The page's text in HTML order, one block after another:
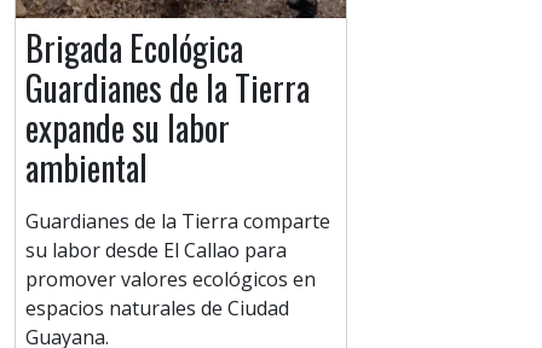
Brigada Ecológica
Guardianes de la Tierra
expande su labor
ambiental
Guardianes de la Tierra comparte
su labor desde El Callao para
promover valores ecológicos en
espacios naturales de Ciudad
Guayana.